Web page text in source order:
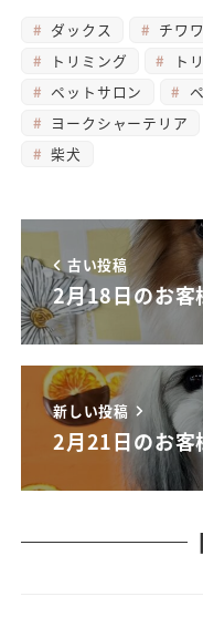
ダックス チワワ
トリミング
ト
ペットサロン
ヨークシャーテリア
柴犬
古い投稿
2月18日のお客
新しい投稿
2月21日のお客